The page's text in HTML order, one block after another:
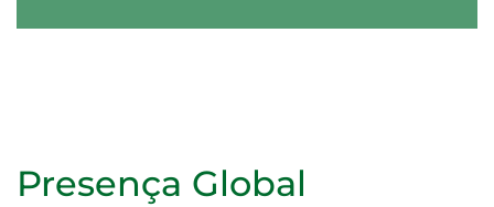
Presença Global